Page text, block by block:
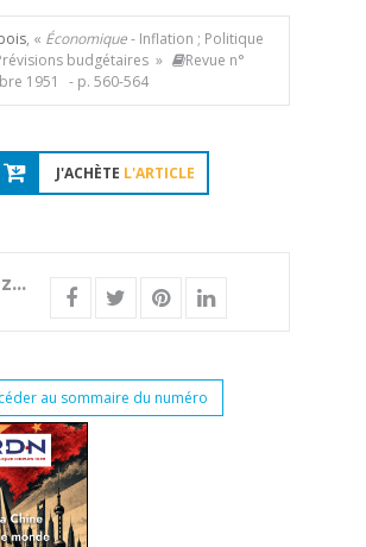
, « Économique- Inflation ; Politique
budgétaires »
Revue n°
1951
- p. 560-564
J'ACHÈTE L'ARTICLE
au sommaire du numéro